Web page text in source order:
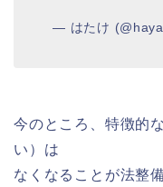
— はたけ
今のところ、特徴的
い）は
なくなることが法整